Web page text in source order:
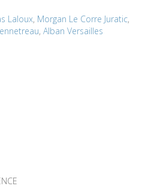
Laloux, Morgan Le Corre Juratic,
, Alban Versailles